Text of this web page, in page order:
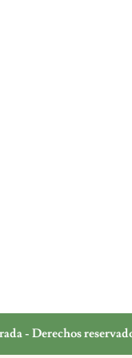
- Derechos